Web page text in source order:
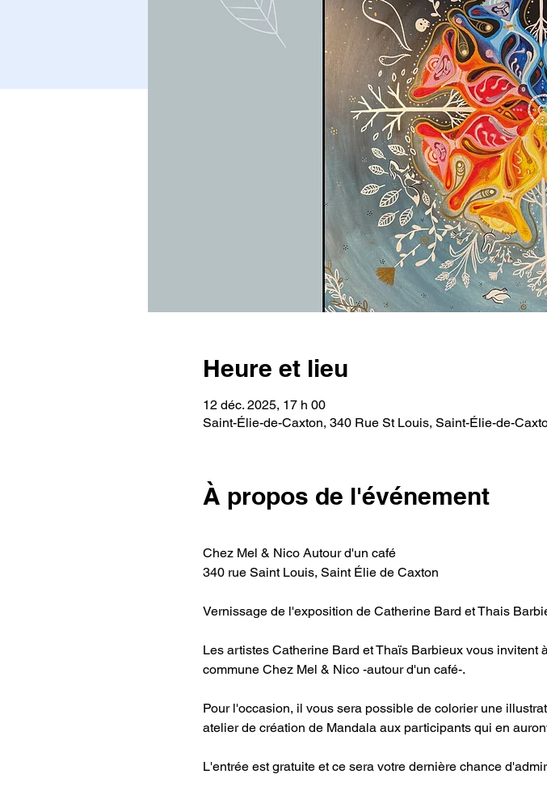
Heure et lieu
12 déc. 2025, 17 h 00
Saint-Élie-de-Caxton, 340 Rue St Louis, Saint-Élie-de-
À propos de l'événement
Chez Mel & Nico Autour d'un café
340 rue Saint Louis, Saint Élie de Caxton
Vernissage de l'exposition de Catherine Bard et Thais
Les artistes Catherine Bard et Thaïs Barbieux vous
commune Chez Mel & Nico -autour d'un café-.
Pour l'occasion, il vous sera possible de colorier une
atelier de création de Mandala aux participants qui en
L'entrée est gratuite et ce sera votre dernière chance